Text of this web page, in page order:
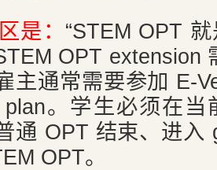
是： “STEM OPT
OPT extension
主通常需要参加 E-
plan。学生必须在
通 OPT 结束、进入
OPT。